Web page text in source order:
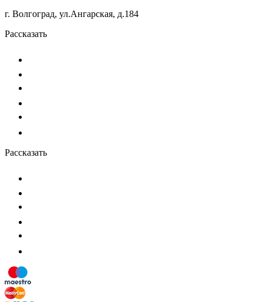
г. Волгоград, ул.Ангарская, д.184
Рассказать
Рассказать